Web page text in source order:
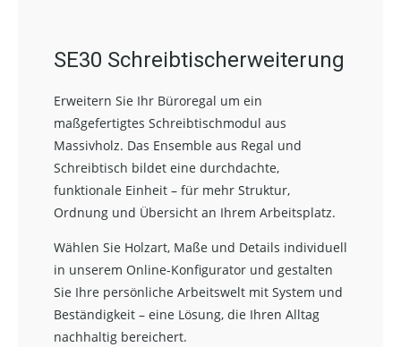
SE30 Schreibtischerweiterung
Erweitern Sie Ihr Büroregal um ein
maßgefertigtes Schreibtischmodul aus
Massivholz. Das Ensemble aus Regal und
Schreibtisch bildet eine durchdachte,
funktionale Einheit – für mehr Struktur,
Ordnung und Übersicht an Ihrem Arbeitsplatz.
Wählen Sie Holzart, Maße und Details individuell
in unserem Online-Konfigurator und gestalten
Sie Ihre persönliche Arbeitswelt mit System und
Beständigkeit – eine Lösung, die Ihren Alltag
nachhaltig bereichert.